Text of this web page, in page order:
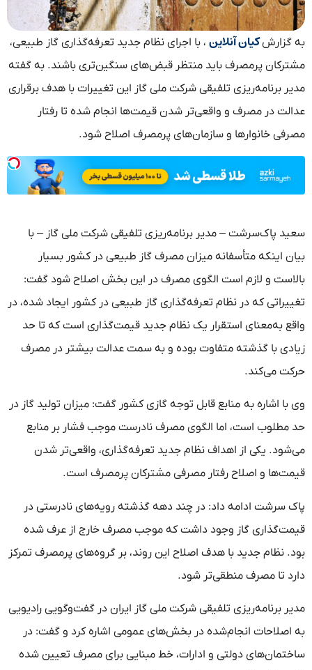
به گزارشکیان آنلاین ، با اجرای نظام جدید تعرفه‌گذاری گاز طبیعی،
مشترکان پرمصرف باید منتظر قبض‌های سنگین‌تری باشند. به گفته‌
مدیر برنامه‌ریزی تلفیقی شرکت ملی گاز این تغییرات با هدف برقراری
عدالت در مصرف و واقعی‌تر شدن قیمت‌ها انجام شده تا رفتار
مصرفی خانوارها و سازمان‌های پرمصرف اصلاح شود.
سعید پاک‌سرشت – مدیر برنامه‌ریزی تلفیقی شرکت ملی گاز – با
بیان اینکه متأسفانه میزان مصرف گاز طبیعی در کشور بسیار
بالاست و لازم است الگوی مصرف در این بخش اصلاح شود گفت:
تغییراتی که در نظام تعرفه‌گذاری گاز طبیعی در کشور ایجاد شده، در
واقع به‌معنای استقرار یک نظام جدید قیمت‌گذاری است که تا حد
زیادی با گذشته متفاوت بوده و به سمت عدالت بیشتر در مصرف
حرکت می‌کند.
وی با اشاره به منابع قابل توجه گازی کشور گفت: میزان تولید گاز در
حد مطلوب است، اما الگوی مصرف نادرست موجب فشار بر منابع
می‌شود. یکی از اهداف نظام جدید تعرفه‌گذاری، واقعی‌تر شدن
قیمت‌ها و اصلاح رفتار مصرفی مشترکان پرمصرف است.
پاک سرشت ادامه داد: در چند دهه گذشته رویه‌های نادرستی در
قیمت‌گذاری گاز وجود داشت که موجب مصرف خارج از عرف شده
بود. نظام جدید با هدف اصلاح این روند، بر گروه‌های پرمصرف تمرکز
دارد تا مصرف منطقی‌تر شود.
مدیر برنامه‌ریزی تلفیقی شرکت ملی گاز ایران در گفت‌وگویی رادیویی
به اصلاحات انجام‌شده در بخش‌های عمومی اشاره کرد و گفت: در
ساختمان‌های دولتی و ادارات، خط مبنایی برای مصرف تعیین شده